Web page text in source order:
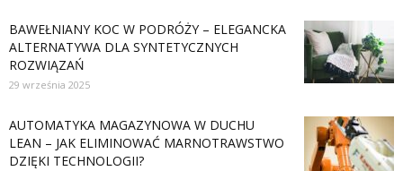
BAWEŁNIANY KOC W PODRÓŻY – ELEGANCKA
ALTERNATYWA DLA SYNTETYCZNYCH
ROZWIĄZAŃ
29 września 2025
AUTOMATYKA MAGAZYNOWA W DUCHU
LEAN – JAK ELIMINOWAĆ MARNOTRAWSTWO
DZIĘKI TECHNOLOGII?